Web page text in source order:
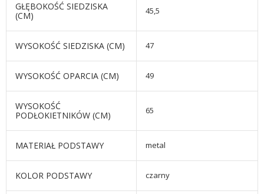
GŁĘBOKOŚĆ SIEDZISKA
(CM)
45,5
WYSOKOŚĆ SIEDZISKA (CM) 47
WYSOKOŚĆ OPARCIA (CM) 49
WYSOKOŚĆ
PODŁOKIETNIKÓW (CM)
65
MATERIAŁ PODSTAWY metal
KOLOR PODSTAWY czarny